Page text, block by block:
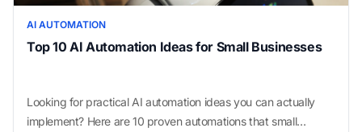
AI AUTOMATION
Top 10 AI Automation Ideas for Small Businesses
Looking for practical AI automation ideas you can actually
implement? Here are 10 proven automations that small